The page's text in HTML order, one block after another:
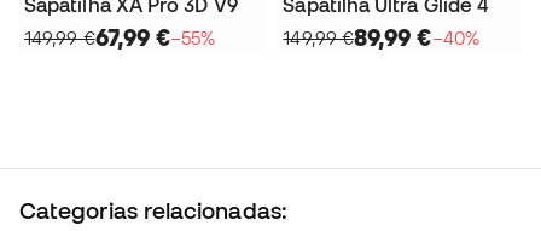
Sapatilha XA Pro 3D V9
149,99 €67,99 €−55%
Sapatilha Ultra Glide 4
149,99 €89,99 €−40%
Categorias relacionadas: